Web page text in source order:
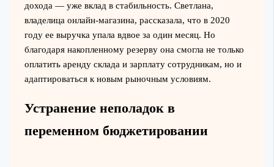
дохода — уже вклад в стабильность. Светлана,
владелица онлайн-магазина, рассказала, что в 2020
году ее выручка упала вдвое за один месяц. Но
благодаря накопленному резерву она смогла не только
оплатить аренду склада и зарплату сотрудникам, но и
адаптироваться к новым рыночным условиям.
Устранение неполадок в
переменном бюджетировании